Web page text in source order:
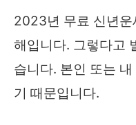
2023년 무료 신년운
해입니다. 그렇다고
습니다. 본인 또는
기 때문입니다.